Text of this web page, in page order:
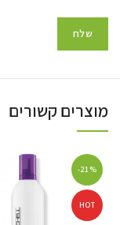
מוצרים קשורים
-21%
HOT